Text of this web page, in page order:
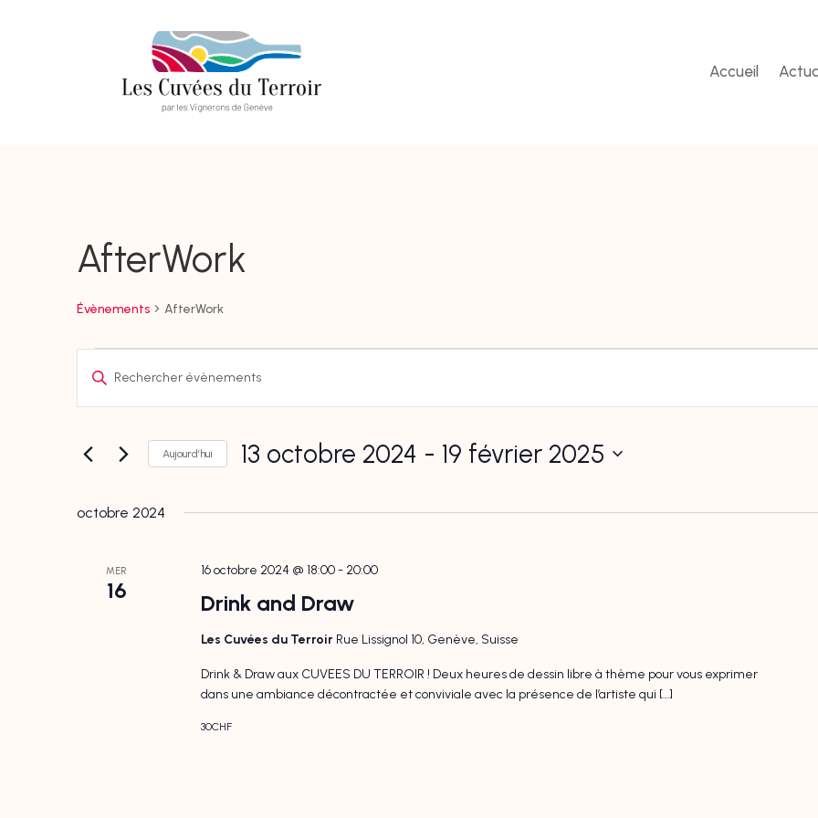
Accueil
AfterWork
Évènements AfterWork
Évènements
et
navigation
vues
Saisir
mot-
Rechercher
par
Aujourd’hui 13 octobre 2024 - 19 février 2025
une
octobre 2024
MER
16 Drink and Draw
16 octobre 2024 @ 18:00- 20:00
Les Cuvées du Terroir Rue Lissignol 10, Genève, Suisse
Drink & Draw aux CUVEES DU TERROIR ! Deux heures de dessin libre à thème pour vous exprimer
dans une ambiance décontractée et conviviale avec la présence de l’artiste qui […]
30CHF